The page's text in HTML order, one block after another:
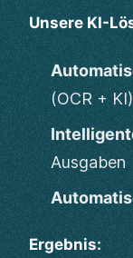
Unsere KI-
(OCR + KI)
Ausgaben
Ergebnis: